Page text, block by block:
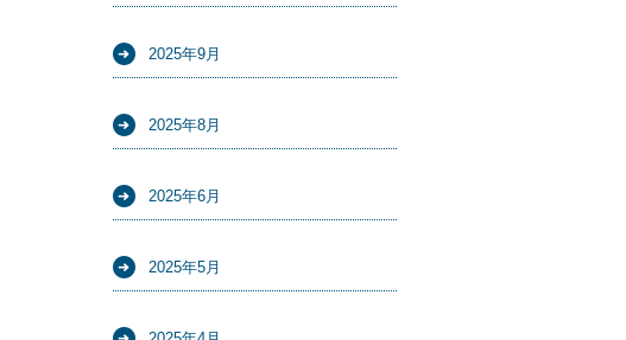
2025年9月
2025年8月
2025年6月
2025年5月